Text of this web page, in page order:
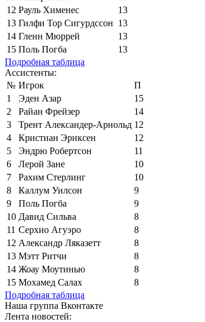
12 Рауль Хименес
13
13 Гилфи Тор Сигурдссон 13
14 Гленн Мюррей
13
15 Поль Погба
13
Подробная таблица
Ассистенты:
№ Игрок
П
1
Эден Азар
15
2
Райан Фрейзер
14
3
Трент Александер-Арнольд 12
4
Кристиан Эриксен
12
5
Эндрю Робертсон
11
6
Лерой Зане
10
7
Рахим Стерлинг
10
8
Каллум Уилсон
9
9
Поль Погба
9
10 Давид Сильва
8
11 Серхио Агуэро
8
12 Александр Ляказетт
8
13 Мэтт Ритчи
8
14 Жоау Моутинью
8
15 Мохамед Салах
8
Подробная таблица
Наша группа Вконтакте
Лента новостей: